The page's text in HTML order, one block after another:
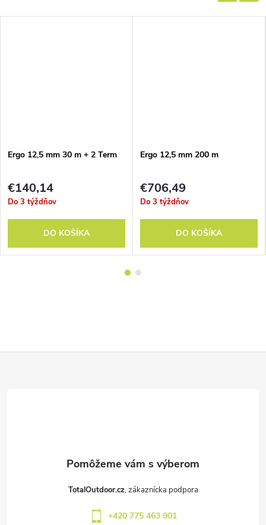
Ergo 12,5 mm 30 m + 2 Term
€140,14
Do 3 týždňov
DO KOŠÍKA
Ergo 12,5 mm 200 m
€706,49
Do 3 týždňov
DO KOŠÍKA
TotalOutdoor.cz
+420 775 463 901